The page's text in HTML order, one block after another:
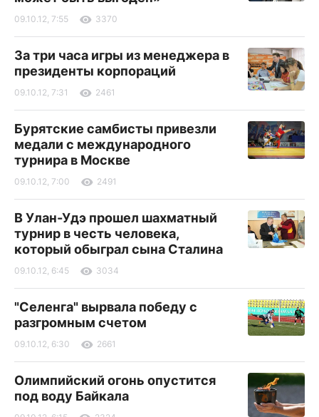
09.10.12, 7:55 3370
За три часа игры из менеджера в
президенты корпораций
09.10.12, 7:31 2461
Бурятские самбисты привезли
медали с международного
турнира в Москве
09.10.12, 7:00 2491
В Улан-Удэ прошел шахматный
турнир в честь человека,
который обыграл сына Сталина
09.10.12, 6:45 3034
"Селенга" вырвала победу с
разгромным счетом
09.10.12, 6:30 2661
Олимпийский огонь опустится
под воду Байкала